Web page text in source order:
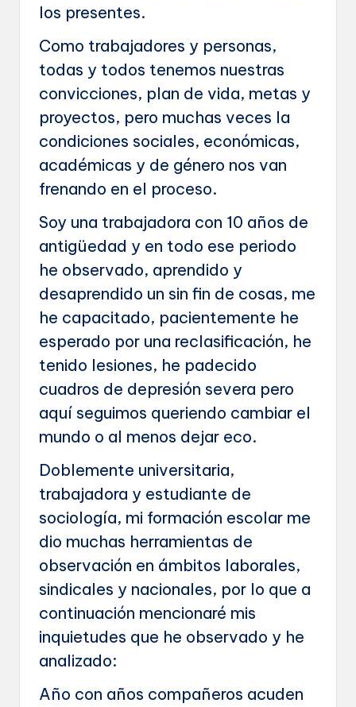
los presentes.
Como trabajadores y personas,
todas y todos tenemos nuestras
convicciones, plan de vida, metas y
proyectos, pero muchas veces la
condiciones sociales, económicas,
académicas y de género nos van
frenando en el proceso.
Soy una trabajadora con 10 años de
antigüedad y en todo ese periodo
he observado, aprendido y
desaprendido un sin fin de cosas, me
he capacitado, pacientemente he
esperado por una reclasificación, he
tenido lesiones, he padecido
cuadros de depresión severa pero
aquí seguimos queriendo cambiar el
mundo o al menos dejar eco.
Doblemente universitaria,
trabajadora y estudiante de
sociología, mi formación escolar me
dio muchas herramientas de
observación en ámbitos laborales,
sindicales y nacionales, por lo que a
continuación mencionaré mis
inquietudes que he observado y he
analizado:
Año con años compañeros acuden